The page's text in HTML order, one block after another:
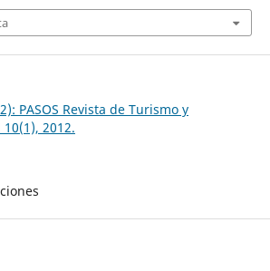
PASOS Revista de Turismo y
2012.